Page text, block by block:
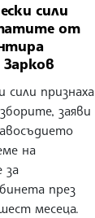
сили
от
сили признаха
заяви
на
за
през
месеца.